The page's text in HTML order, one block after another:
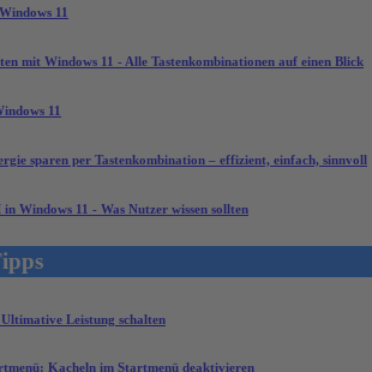
11
mit Windows 11 - Alle Tastenkombinationen auf einen Blick
11
sparen per Tastenkombination – effizient, einfach, sinnvoll
Windows 11 - Was Nutzer wissen sollten
Leistung schalten
Kacheln im Startmenü deaktivieren